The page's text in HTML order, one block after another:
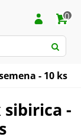
0
- 10 ks
-